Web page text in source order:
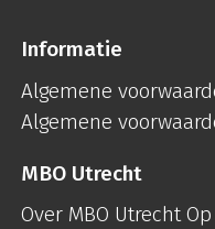
Informatie
Algemene
Algemene
MBO Utrecht
Over MBO Utrecht